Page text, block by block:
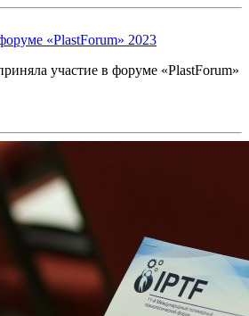
«PlastForum» 2023
участие в форуме «PlastForum»